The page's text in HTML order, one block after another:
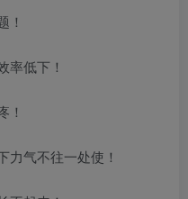
！
率低下！
！
力气不往一处使！